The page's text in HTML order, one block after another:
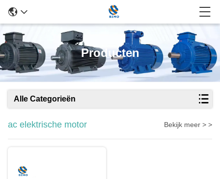
Producten
Alle Categorieën
ac elektrische motor Bekijk meer > >